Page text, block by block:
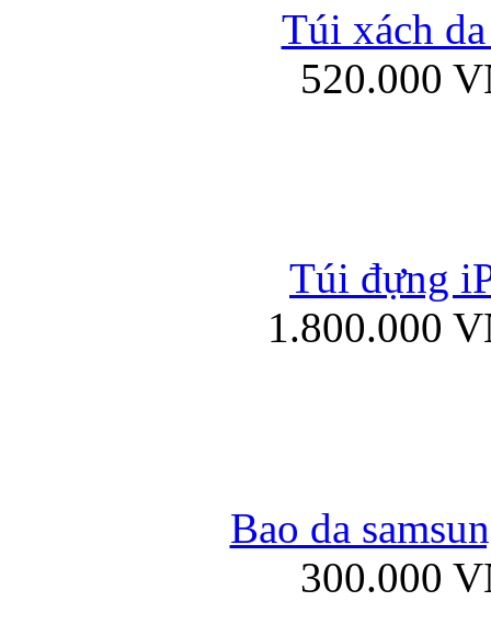
Bao da iPad
Túi xách da
Túi xách
520.000
Túi đựng
1.800.000
Bao da
300.000